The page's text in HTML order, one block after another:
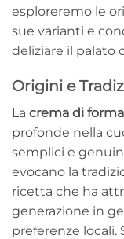
esploreremo le
sue varianti e
deliziare il palato
Origini e
La crema di
profonde nella
semplici e
evocano la
ricetta che ha
generazione in
preferenze locali.